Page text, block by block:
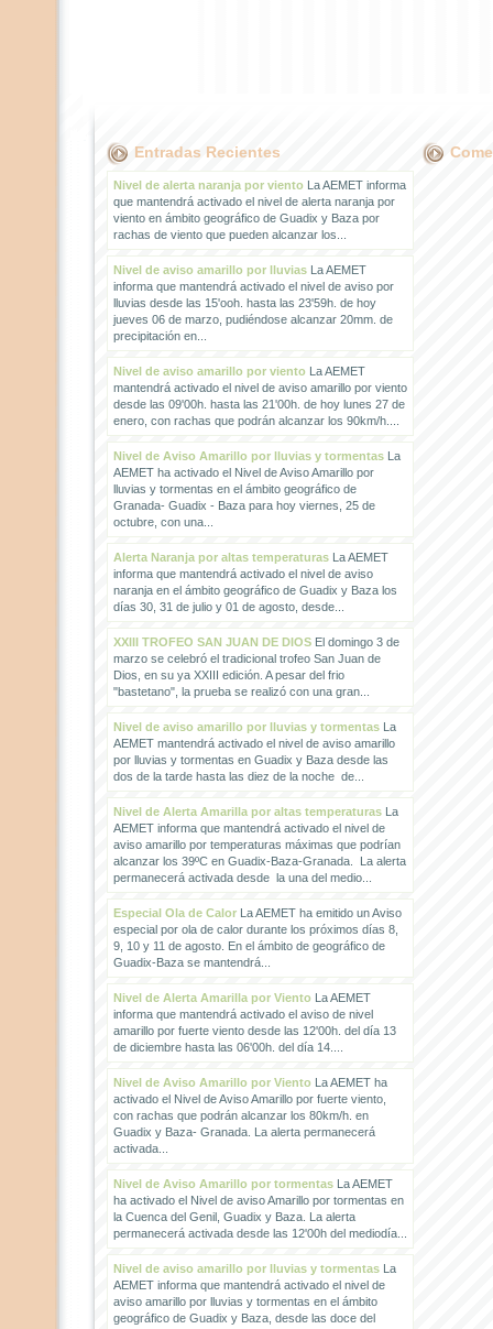
Entradas Recientes
Nivel de alerta naranja por vientoLa AEMET informa
que mantendrá activado el nivel de alerta naranja por
viento en ámbito geográfico de Guadix y Baza por
rachas de viento que pueden alcanzar los...
Nivel de aviso amarillo por lluviasLa AEMET
informa que mantendrá activado el nivel de aviso por
lluvias desde las 15'ooh. hasta las 23'59h. de hoy
jueves 06 de marzo, pudiéndose alcanzar 20mm. de
precipitación en...
Nivel de aviso amarillo por vientoLa AEMET
mantendrá activado el nivel de aviso amarillo por viento
desde las 09'00h. hasta las 21'00h. de hoy lunes 27 de
enero, con rachas que podrán alcanzar los 90km/h....
Nivel de Aviso Amarillo por lluvias y tormentasLa
AEMET ha activado el Nivel de Aviso Amarillo por
lluvias y tormentas en el ámbito geográfico de
Granada- Guadix - Baza para hoy viernes, 25 de
octubre, con una...
Alerta Naranja por altas temperaturasLa AEMET
informa que mantendrá activado el nivel de aviso
naranja en el ámbito geográfico de Guadix y Baza los
días 30, 31 de julio y 01 de agosto, desde...
XXIII TROFEO SAN JUAN DE DIOSEl domingo 3 de
marzo se celebró el tradicional trofeo San Juan de
Dios, en su ya XXIII edición. A pesar del frio
"bastetano", la prueba se realizó con una gran...
Nivel de aviso amarillo por lluvias y tormentasLa
AEMET mantendrá activado el nivel de aviso amarillo
por lluvias y tormentas en Guadix y Baza desde las
dos de la tarde hasta las diez de la noche de...
Nivel de Alerta Amarilla por altas temperaturasLa
AEMET informa que mantendrá activado el nivel de
aviso amarillo por temperaturas máximas que podrían
alcanzar los 39ºC en Guadix-Baza-Granada. La alerta
permanecerá activada desde la una del medio...
Especial Ola de CalorLa AEMET ha emitido un Aviso
especial por ola de calor durante los próximos días 8,
9, 10 y 11 de agosto. En el ámbito de geográfico de
Guadix-Baza se mantendrá...
Nivel de Alerta Amarilla por VientoLa AEMET
informa que mantendrá activado el aviso de nivel
amarillo por fuerte viento desde las 12'00h. del día 13
de diciembre hasta las 06'00h. del día 14....
Nivel de Aviso Amarillo por VientoLa AEMET ha
activado el Nivel de Aviso Amarillo por fuerte viento,
con rachas que podrán alcanzar los 80km/h. en
Guadix y Baza- Granada. La alerta permanecerá
activada...
Nivel de Aviso Amarillo por tormentasLa AEMET
ha activado el Nivel de aviso Amarillo por tormentas en
la Cuenca del Genil, Guadix y Baza. La alerta
permanecerá activada desde las 12'00h del mediodía...
Nivel de aviso amarillo por lluvias y tormentasLa
AEMET informa que mantendrá activado el nivel de
aviso amarillo por lluvias y tormentas en el ámbito
geográfico de Guadix y Baza, desde las doce del